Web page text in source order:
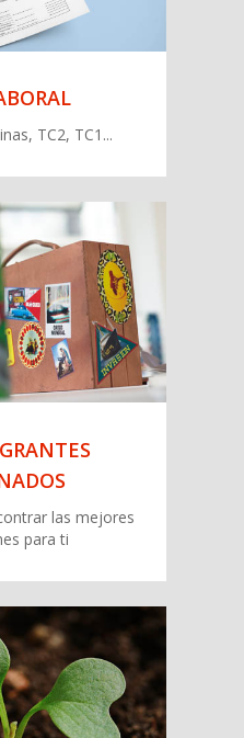
TC2, TC1...
las mejores
para ti